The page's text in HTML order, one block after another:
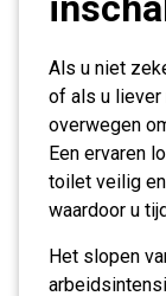
Als u niet
of als u
overwegen
Een ervaren
toilet veilig
waardoor u
Het slopen